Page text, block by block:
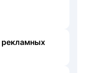
рекламных